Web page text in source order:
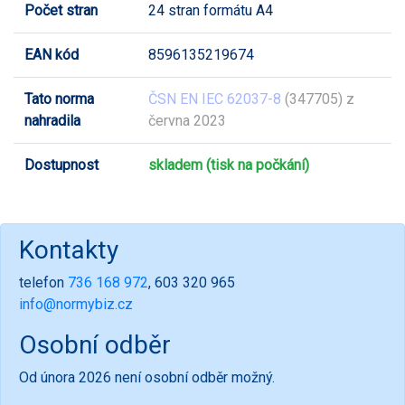
Počet stran 24 stran formátu A4
EAN kód 8596135219674
Tato norma
nahradila
ČSN EN IEC 62037-8 (347705) z
června 2023
Dostupnost skladem (tisk na počkání)
Kontakty
telefon 736 168 972, 603 320 965
info@normybiz.cz
Osobní odběr
Od února 2026 není osobní odběr možný.